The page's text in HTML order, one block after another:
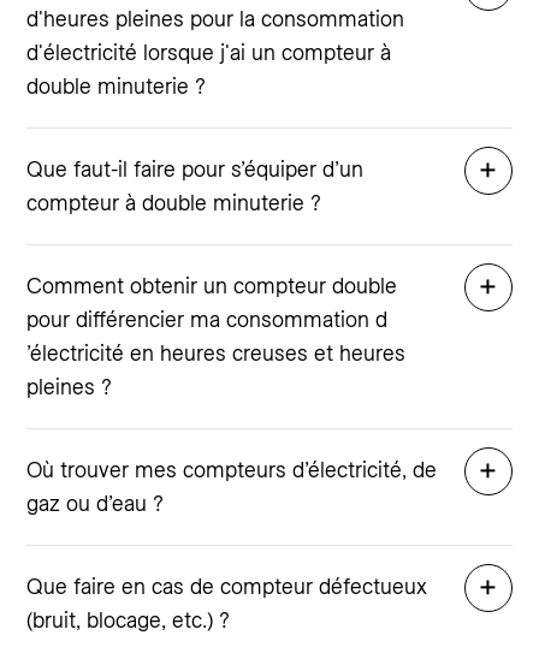
d'heures pleines pour la consommation
d'électricité lorsque j'ai un compteur à
double minuterie ?
Que faut-il faire pour s’équiper d’un
compteur à double minuterie ?
Comment obtenir un compteur double
pour différencier ma consommation d
’électricité en heures creuses et heures
pleines ?
Où trouver mes compteurs d’électricité, de
gaz ou d’eau ?
Que faire en cas de compteur défectueux
(bruit, blocage, etc.) ?